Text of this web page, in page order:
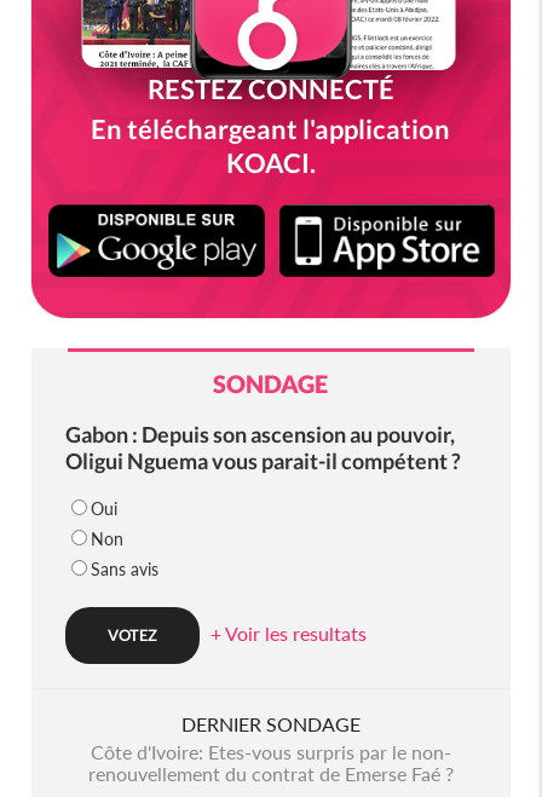
RESTEZ CONNECTÉ
En téléchargeant l'application
KOACI.
SONDAGE
Gabon : Depuis son ascension au pouvoir,
Oligui Nguema vous parait-il compétent ?
Oui
Non
Sans avis
+ Voir les resultats
DERNIER SONDAGE
Côte d'Ivoire: Etes-vous surpris par le non-
renouvellement du contrat de Emerse Faé ?